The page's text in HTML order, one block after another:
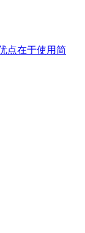
点在于使用简